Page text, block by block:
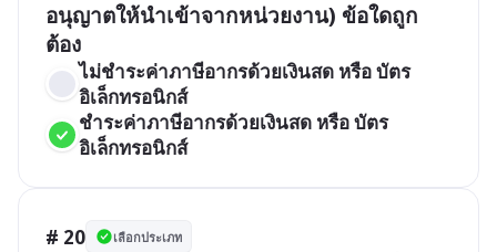
อนุญาตให้นำเข้าจากหน่วยงาน) ข้อใดถูก
ต้อง
ไม่ชำระค่าภาษีอากรด้วยเงินสด หรือ บัตร
อิเล็กทรอนิกส์
ชำระค่าภาษีอากรด้วยเงินสด หรือ บัตร
อิเล็กทรอนิกส์
# 20 เลือกประเภท